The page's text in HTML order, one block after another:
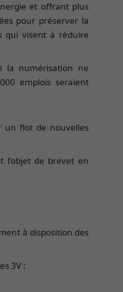
et offrant plus
pour préserver la
qui visent à réduire
la numérisation ne
emplois seraient
un flot de nouvelles
l’objet de brevet en
à disposition des
3V :